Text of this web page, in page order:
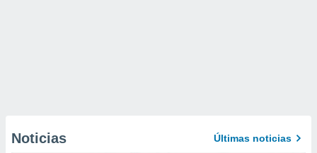
Noticias Últimas noticias